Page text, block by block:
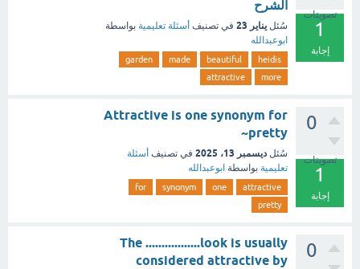
تصويتات
1
إجابة
الشرح
سُئل يناير 23 في تصنيف أسئلة تعليمية بواسطة
ابوعبدالله
heidis
beautiful
made
garden
more
attractive
0
تصويتات
1
إجابة
Attractive is one synonym for
pretty~
سُئل ديسمبر 13، 2025 في تصنيف أسئلة
تعليمية بواسطة ابوعبدالله
attractive
one
synonym
for
pretty
0
The .................look is usually
considered attractive by